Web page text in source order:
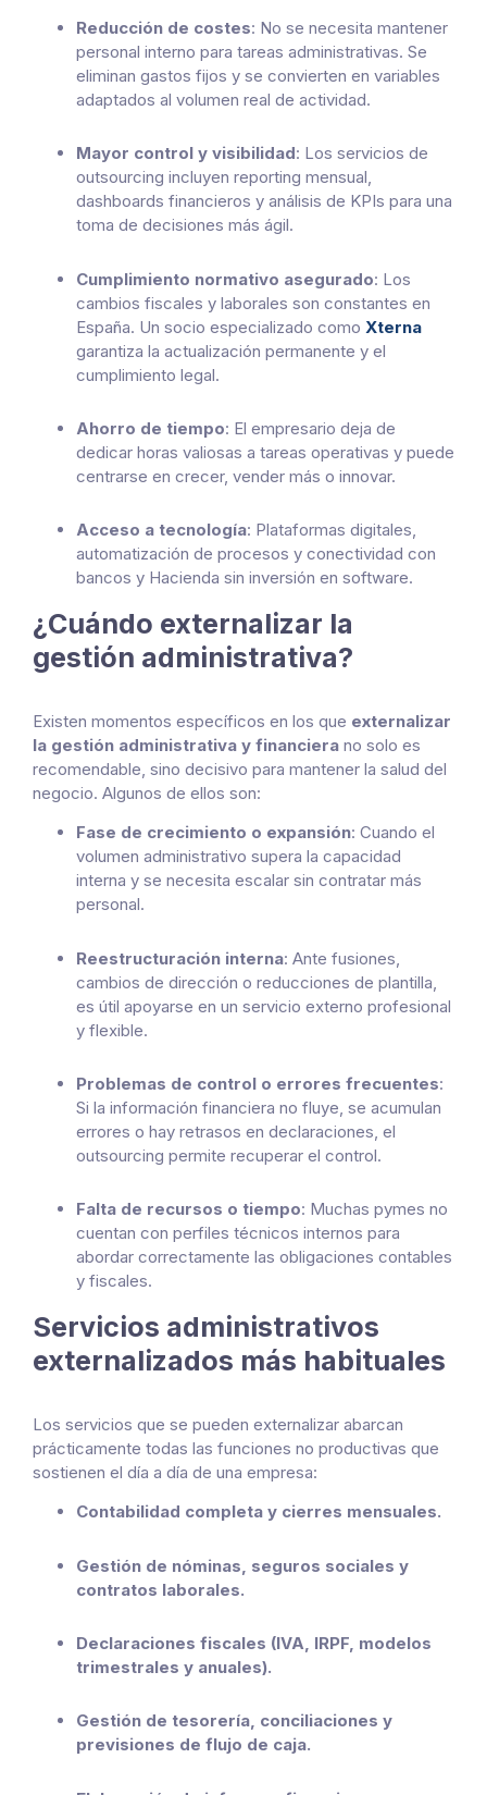
Reducción de costes: No se necesita mantener
personal interno para tareas administrativas. Se
eliminan gastos fijos y se convierten en variables
adaptados al volumen real de actividad.
Mayor control y visibilidad: Los servicios de
outsourcing incluyen reporting mensual,
dashboards financieros y análisis de KPIs para una
toma de decisiones más ágil.
Cumplimiento normativo asegurado: Los
cambios fiscales y laborales son constantes en
España. Un socio especializado como Xterna
garantiza la actualización permanente y el
cumplimiento legal.
Ahorro de tiempo: El empresario deja de
dedicar horas valiosas a tareas operativas y puede
centrarse en crecer, vender más o innovar.
Acceso a tecnología: Plataformas digitales,
automatización de procesos y conectividad con
bancos y Hacienda sin inversión en software.
¿Cuándo externalizar la
gestión administrativa?
Existen momentos específicos en los que externalizar
la gestión administrativa y financiera no solo es
recomendable, sino decisivo para mantener la salud del
negocio. Algunos de ellos son:
Fase de crecimiento o expansión: Cuando el
volumen administrativo supera la capacidad
interna y se necesita escalar sin contratar más
personal.
Reestructuración interna: Ante fusiones,
cambios de dirección o reducciones de plantilla,
es útil apoyarse en un servicio externo profesional
y flexible.
Problemas de control o errores frecuentes:
Si la información financiera no fluye, se acumulan
errores o hay retrasos en declaraciones, el
outsourcing permite recuperar el control.
Falta de recursos o tiempo: Muchas pymes no
cuentan con perfiles técnicos internos para
abordar correctamente las obligaciones contables
y fiscales.
Servicios administrativos
externalizados más habituales
Los servicios que se pueden externalizar abarcan
prácticamente todas las funciones no productivas que
sostienen el día a día de una empresa:
Contabilidad completa y cierres mensuales.
Gestión de nóminas, seguros sociales y
contratos laborales.
Declaraciones fiscales (IVA, IRPF, modelos
trimestrales y anuales).
Gestión de tesorería, conciliaciones y
previsiones de flujo de caja.